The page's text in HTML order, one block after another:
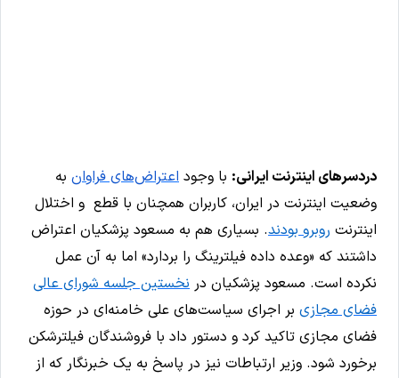
دردسرهای اینترنت ایرانی:با وجود اعتراض‌های فراوانبه
وضعیت اینترنت در ایران، کاربران همچنان با قطع و اختلال
اینترنت روبرو بودند. بسیاری هم به مسعود پزشکیان اعتراض
داشتند که «وعده داده فیلترینگ را بردارد» اما به آن عمل
نکرده است. مسعود پزشکیان در نخستین جلسه شورای عالی
فضای مجازیبر اجرای سیاست‌های علی خامنه‌ای در حوزه
فضای مجازی تاکید کرد و دستور داد با فروشندگان فیلترشکن
برخورد شود. وزیر ارتباطات نیز در پاسخ به یک خبرنگار که از